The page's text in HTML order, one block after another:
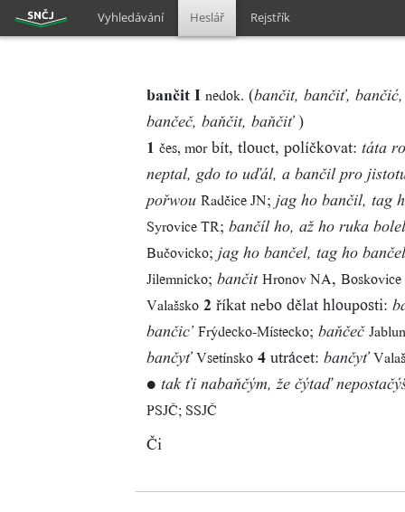
Vyhledávání Heslář Rejstřík
bančit I nedok. (bančit, bančiť,
bančeč, baňčit, baňčiť )
1 čes, morbít, tlouct, políčkovat: táta
neptal, gdo to uďál, a bančil pro
pořwou Radčice JN; jag ho bančil, tag
Syrovice TR; bančíl ho, až ho ruka
Bučovicko; jag ho bančel, tag ho bančel
Jilemnicko; bančit Hronov NA,
Valašsko 2 říkat nebo dělat hlouposti:
bančic’ Frýdecko-Místecko; baňčeč
bančyť Vsetínsko 4 utrácet: bančyť
● tak ťi nabaňčým, že čýtaď
PSJČ; SSJČ
Či